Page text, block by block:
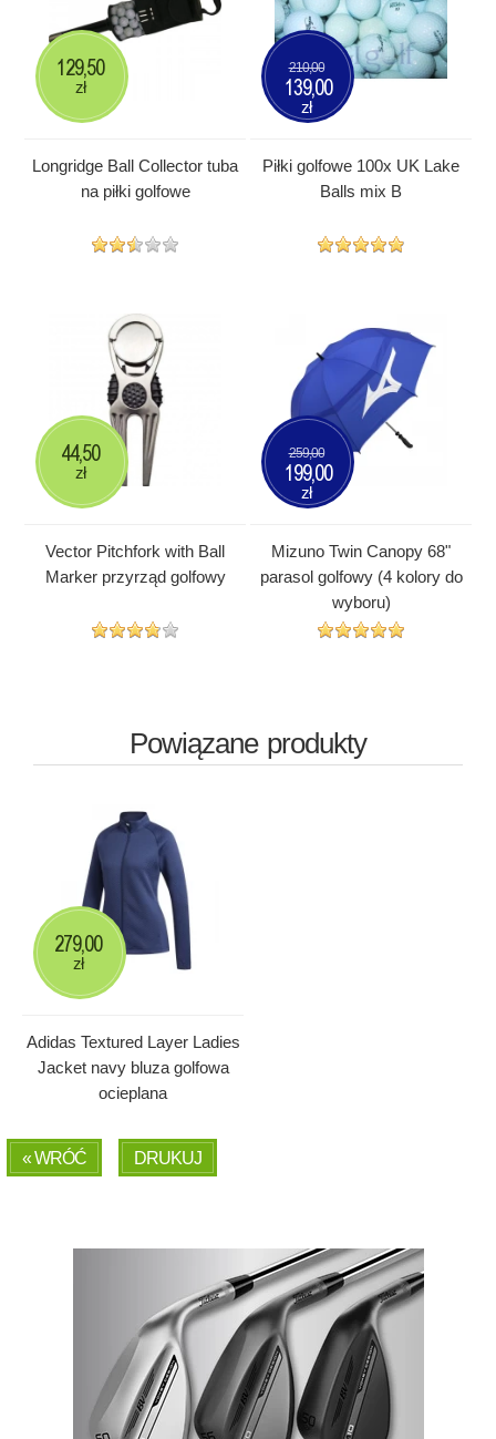
Longridge Ball Collector tuba
na piłki golfowe
129,50
zł
Piłki golfowe 100x UK Lake
Balls mix B
210,00
139,00
zł
Vector Pitchfork with Ball
Marker przyrząd golfowy
44,50
zł
Mizuno Twin Canopy 68"
parasol golfowy (4 kolory do
wyboru)
259,00
199,00
zł
Powiązane produkty
Adidas Textured Layer Ladies
Jacket navy bluza golfowa
ocieplana
279,00
zł
« WRÓĆ DRUKUJ